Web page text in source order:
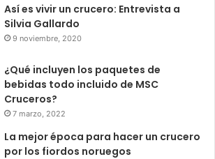
Así es vivir un crucero: Entrevista a
Silvia Gallardo
9 noviembre, 2020
¿Qué incluyen los paquetes de
bebidas todo incluido de MSC
Cruceros?
7 marzo, 2022
La mejor época para hacer un crucero
por los fiordos noruegos